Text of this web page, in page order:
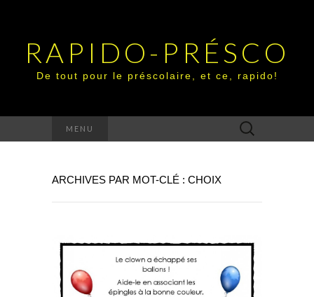
RAPIDO-PRÉSCO
De tout pour le préscolaire, et ce, rapido!
MENU Rechercher :
ARCHIVES PAR MOT-CLÉ : CHOIX